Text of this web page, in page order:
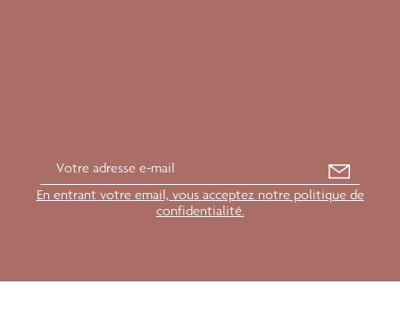
En entrant votre email, vous acceptez notre politique de
confidentialité.